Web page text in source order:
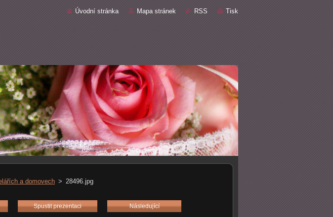
Úvodní stránka Mapa stránek RSS Tisk
a domovech > 28496.jpg
Spustit prezentaci Následující